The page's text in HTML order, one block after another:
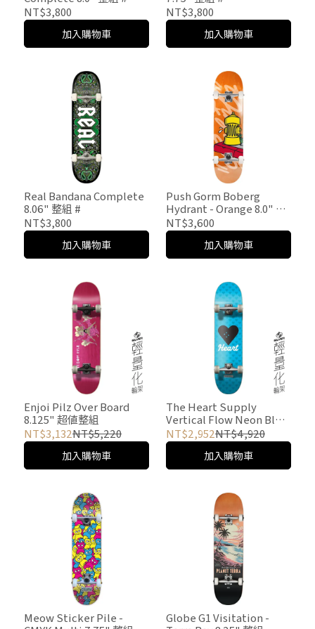
NT$3,800
加入購物車
NT$3,800
加入購物車
Real Bandana Complete
8.06" 整組 #
NT$3,800
加入購物車
Push Gorm Boberg
Hydrant - Orange 8.0" 整
組
NT$3,600
加入購物車
Enjoi Pilz Over Board
8.125" 超值整組
NT$3,132NT$5,220
加入購物車
The Heart Supply
Vertical Flow Neon Blue
8.25 超值整組
NT$2,952NT$4,920
加入購物車
Meow Sticker Pile -
Globe G1 Visitation -